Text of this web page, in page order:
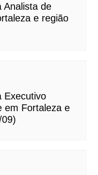
Analista de
e região
Executivo
em Fortaleza e